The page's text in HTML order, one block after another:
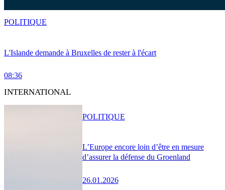
L'Islande demande à Bruxelles de rester à l'écart
08:36
POLITIQUE
INTERNATIONAL
L’Europe encore loin d’être en mesure
d’assurer la défense du Groenland
26.01.2026
POLITIQUE